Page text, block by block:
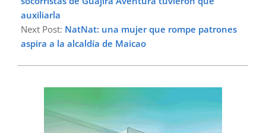
auxiliarla
Next Post: NatNat: una mujer que rompe patrones
aspira a la alcaldía de Maicao